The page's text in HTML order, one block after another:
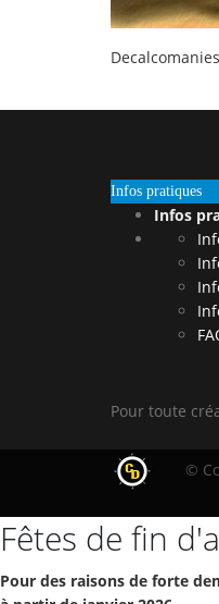
Infos pratiques
Infos
Pour toute
©
Fêtes de fin
Pour des raisons de forte